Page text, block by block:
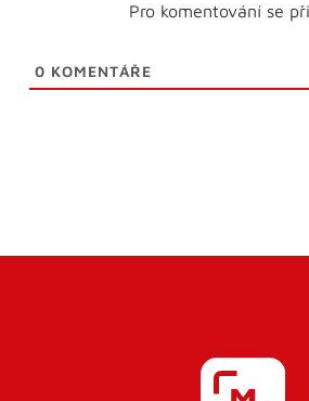
Pro komentování se
0 KOMENTÁŘE